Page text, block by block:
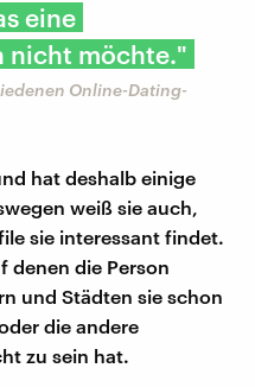
eine
nicht möchte."
Online-Dating-
hat deshalb einige
weiß sie auch,
sie interessant findet.
denen die Person
und Städten sie schon
die andere
zu sein hat.